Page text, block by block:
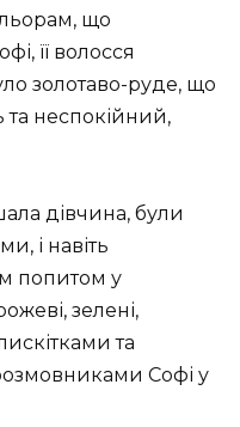
що
її волосся
золотаво-руде, що
та неспокійний,
дівчина, були
і навіть
попитом у
зелені,
та
Софі у